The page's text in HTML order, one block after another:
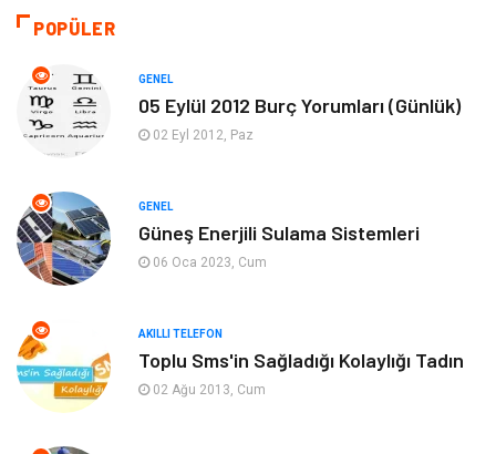
Akıllı Telefon
Soru-Cevap
Ekonomi
Elektrik Elektronik
Tanıtıcı Reklam Alışveriş
Dekorasyon Tatil
Makine
POPÜLER
GENEL
05 Eylül 2012 Burç Yorumları (Günlük)
02 Eyl 2012, Paz
GENEL
Güneş Enerjili Sulama Sistemleri
06 Oca 2023, Cum
AKILLI TELEFON
Toplu Sms'in Sağladığı Kolaylığı Tadın
02 Ağu 2013, Cum